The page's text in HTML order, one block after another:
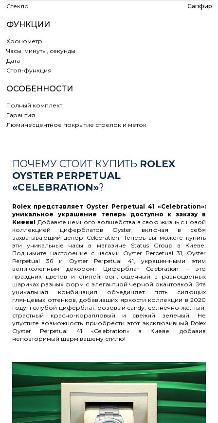
Стекло
Сапфир
ФУНКЦИИ
Хронометр
Часы, минуты, секунды
Дата
Cтоп-функция
ОСОБЕННОСТИ
Полный комплект
Гарантия
Люминесцентное покрытие стрелок и меток
ПОЧЕМУ СТОИТ КУПИТЬ ROLEX
OYSTER PERPETUAL
«CELEBRATION»?
Rolex представляет Oyster Perpetual 41 «Celebration»:
уникальное украшение теперь доступно к заказу в
Киеве! Добавьте немного волшебства в свою жизнь с новой
коллекцией циферблатов Oyster, включая в себя
захватывающий декор Celebration. Теперь вы можете купить
эти уникальные часы в магазине Status Group в Киеве.
Поднимите настроение с часами Oyster Perpetual 31, Oyster
Perpetual 36 и Oyster Perpetual 41, украшенными этим
великолепным декором. Циферблат Celebration – это
праздник цветов и стилей, воплощенный в разноцветных
шариках разных форм с элегантной черной окантовкой. Эта
уникальная комбинация объединяет пять сияющих
глянцевых оттенков, добавивших яркости коллекции в 2020
году: голубой циферблат, розовый candy, солнечно-желтый,
страстный красно-коралловый и свежий зеленый. Не
упустите возможность приобрести этот эксклюзивный Rolex
Oyster Perpetual 41 «Celebration» в Киеве, добавив
неповторимый шарм вашему стилю!